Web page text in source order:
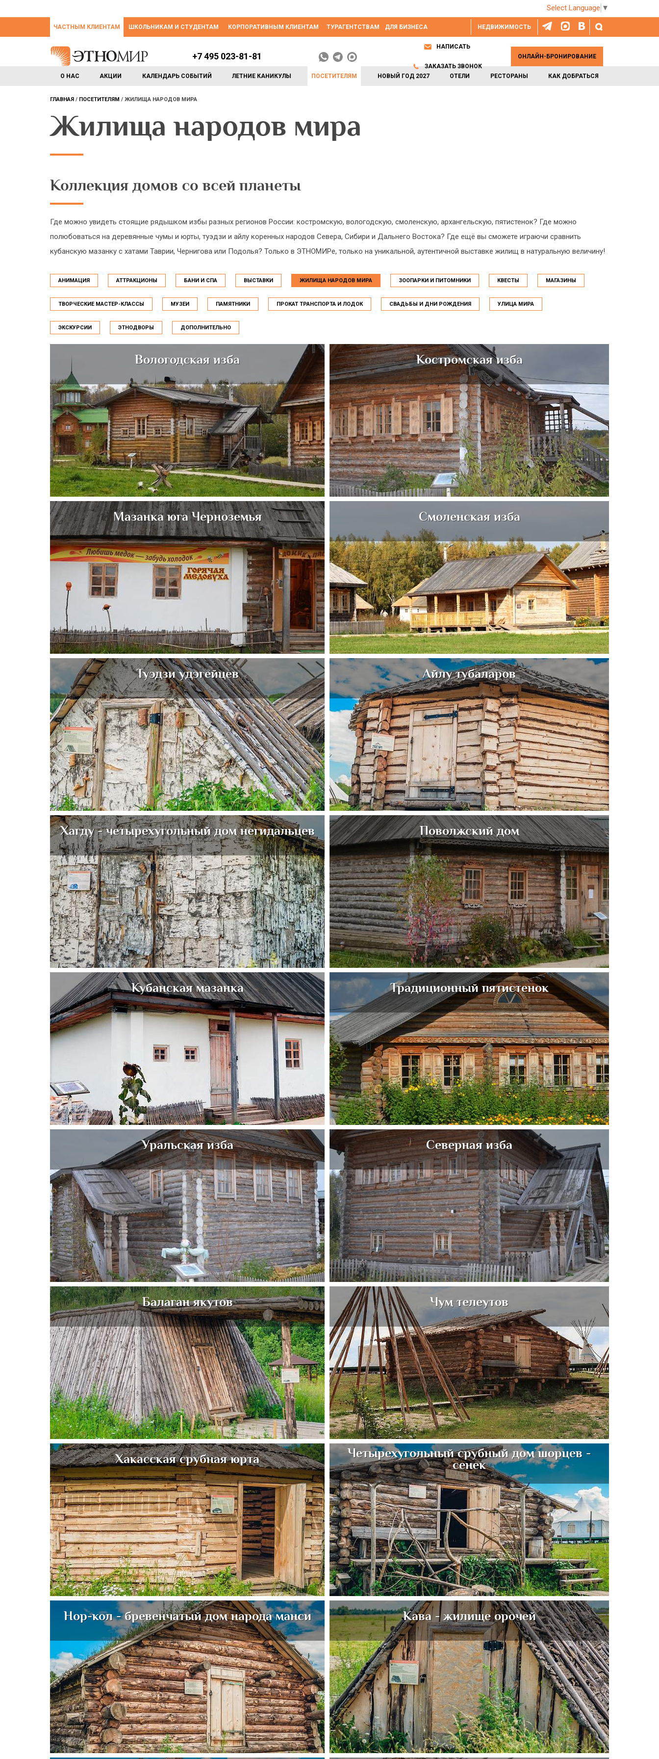
Select Language ▼
НЕДВИЖИМОСТЬ
ЧАСТНЫМ КЛИЕНТАМ ШКОЛЬНИКАМ И СТУДЕНТАМ КОРПОРАТИВНЫМ КЛИЕНТАМ ТУРАГЕНТСТВАМ ДЛЯ БИЗНЕСА
О НАС АКЦИИ КАЛЕНДАРЬ СОБЫТИЙ ЛЕТНИЕ КАНИКУЛЫ ПОСЕТИТЕЛЯМ НОВЫЙ ГОД 2027 ОТЕЛИ РЕСТОРАНЫ КАК ДОБРАТЬСЯ
+7 495 023-81-81
НАПИСАТЬ
ЗАКАЗАТЬ ЗВОНОК
ОНЛАЙН-БРОНИРОВАНИЕ
ГЛАВНАЯ ПОСЕТИТЕЛЯМ ЖИЛИЩА НАРОДОВ МИРА
Жилища народов мира
Коллекция домов со всей планеты
Где можно увидеть стоящие рядышком избы разных регионов России: костромскую, вологодскую, смоленскую, архангельскую, пятистенок? Где можно
полюбоваться на деревянные чумы и юрты, туэдзи и айлу коренных народов Севера, Сибири и Дальнего Востока? Где ещё вы сможете играючи сравнить
кубанскую мазанку с хатами Таврии, Чернигова или Подолья? Только в ЭТНОМИРе, только на уникальной, аутентичной выставке жилищ в натуральную величину!
АНИМАЦИЯ АТТРАКЦИОНЫ БАНИ И СПА ВЫСТАВКИ ЖИЛИЩА НАРОДОВ МИРА ЗООПАРКИ И ПИТОМНИКИ КВЕСТЫ МАГАЗИНЫ
ТВОРЧЕСКИЕ МАСТЕР-КЛАССЫ МУЗЕИ ПАМЯТНИКИ ПРОКАТ ТРАНСПОРТА И ЛОДОК СВАДЬБЫ И ДНИ РОЖДЕНИЯ УЛИЦА МИРА
ЭКСКУРСИИ ЭТНОДВОРЫ ДОПОЛНИТЕЛЬНО
Вологодская изба Костромская изба
Мазанка юга Черноземья Смоленская изба
Туэдзи удэгейцев Айлу тубаларов
Хагду - четырехугольный дом негидальцев Поволжский дом
Кубанская мазанка Традиционный пятистенок
Уральская изба Северная изба
Балаган якутов Чум телеутов
Хакасская срубная юрта
Четырехугольный срубный дом шорцев -
сенек
Нор-кол - бревенчатый дом народа манси Кава - жилище орочей